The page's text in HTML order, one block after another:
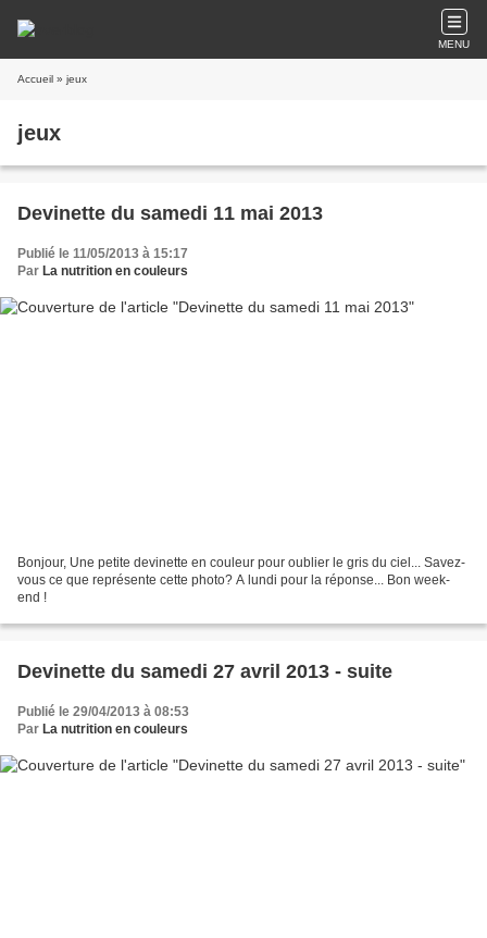
MENU
Accueil » jeux
jeux
Devinette du samedi 11 mai 2013
Publié le 11/05/2013 à 15:17
Par La nutrition en couleurs
Bonjour, Une petite devinette en couleur pour oublier le gris du ciel... Savez-
vous ce que représente cette photo? A lundi pour la réponse... Bon week-
end !
Devinette du samedi 27 avril 2013 - suite
Publié le 29/04/2013 à 08:53
Par La nutrition en couleurs